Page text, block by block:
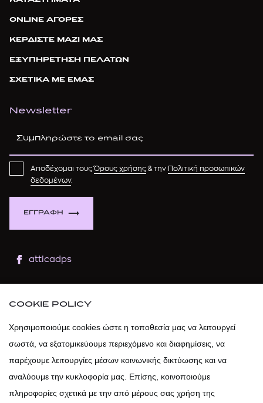
ONLINE ΑΓΟΡΕΣ
ΚΕΡΔΙΣΤΕ ΜΑΖΙ ΜΑΣ
ΕΞΥΠΗΡΕΤΗΣΗ ΠΕΛΑΤΩΝ
ΣΧΕΤΙΚΑ ΜΕ ΕΜΑΣ
Newsletter
ΕΓΓΡΑΦΗ
Αποδέχομαι τουςΌρους χρήσης & την Πολιτική προσωπικών
δεδομένων.
atticadps
atticadps
COOKIE POLICY
Χρησιμοποιούμε cookies ώστε η τοποθεσία μας να λειτουργεί
σωστά, να εξατομικεύουμε περιεχόμενο και διαφημίσεις, να
παρέχουμε λειτουργίες μέσων κοινωνικής δικτύωσης και να
αναλύουμε την κυκλοφορία μας. Επίσης, κοινοποιούμε
πληροφορίες σχετικά με την από μέρους σας χρήση της